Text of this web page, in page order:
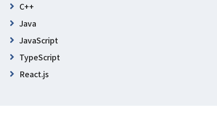
C++
Java
JavaScript
TypeScript
React.js